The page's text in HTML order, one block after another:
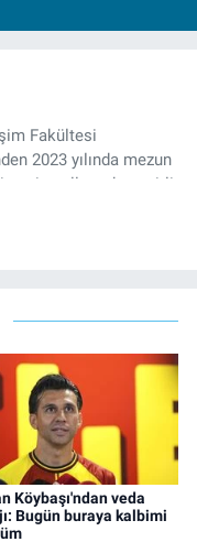
Fakültesi
2023 yılında mezun
yıllarında çeşitli
İzmir'de başlayan
editör olarak
Köybaşı'ndan veda
Bugün buraya kalbimi